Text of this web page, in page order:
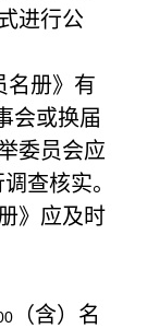
进行公
名册》有
会或换届
委员会应
查核实。
》应及时
（含）名